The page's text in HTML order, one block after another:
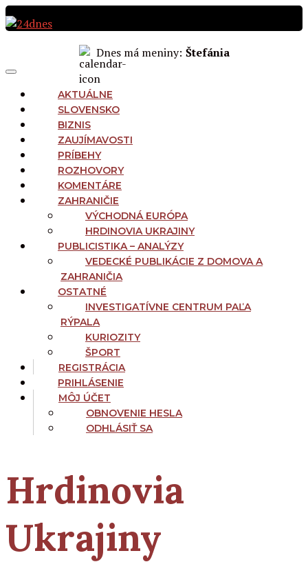
Preskočiť
na
Dnes má meniny: Štefánia
NAVIGATION
Menu
AKTUÁLNE
SLOVENSKO
BIZNIS
ZAUJÍMAVOSTI
PRÍBEHY
ROZHOVORY
KOMENTÁRE
ZAHRANIČIE
VÝCHODNÁ EURÓPA
HRDINOVIA UKRAJINY
PUBLICISTIKA – ANALÝZY
VEDECKÉ PUBLIKÁCIE Z DOMOVA A
ZAHRANIČIA
OSTATNÉ
INVESTIGATÍVNE CENTRUM PAĽA
RÝPALA
KURIOZITY
ŠPORT
REGISTRÁCIA
PRIHLÁSENIE
MÔJ ÚČET
OBNOVENIE HESLA
ODHLÁSIŤ SA
Archív
kategórie:
Hrdinovia
Ukrajiny